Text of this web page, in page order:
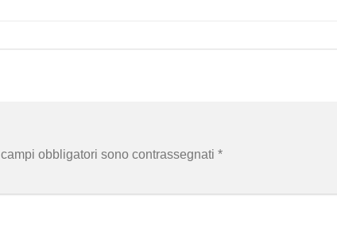
I campi obbligatori sono contrassegnati *